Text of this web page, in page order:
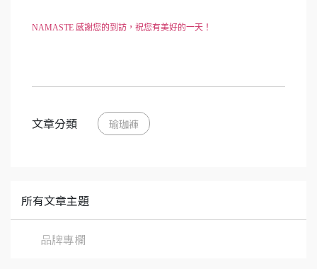
NAMASTE 感謝您的到訪，祝您有美好的一天！
文章分類 瑜珈褲
所有文章主題
品牌專欄